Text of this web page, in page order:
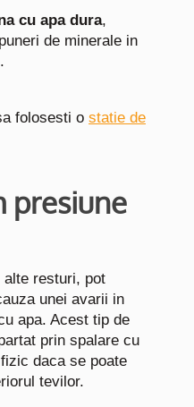
cu apa dura,
de minerale in
folosesti o statie de
presiune
resturi, pot
unei avarii in
apa. Acest tip de
prin spalare cu
daca se poate
tevilor.